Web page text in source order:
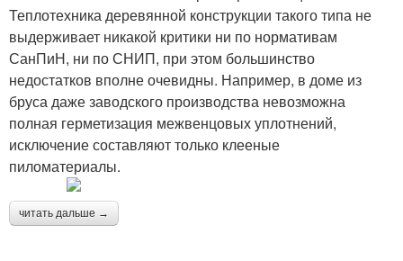
Теплотехника деревянной конструкции такого типа не
выдерживает никакой критики ни по нормативам
СанПиН, ни по СНИП, при этом большинство
недостатков вполне очевидны. Например, в доме из
бруса даже заводского производства невозможна
полная герметизация межвенцовых уплотнений,
исключение составляют только клееные
пиломатериалы.
читать дальше →